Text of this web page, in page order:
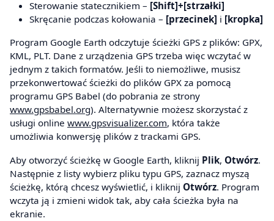
Sterowanie statecznikiem – [Shift]+[strzałki]
Skręcanie podczas kołowania – [przecinek] i [kropka]
Program Google Earth odczytuje ścieżki GPS z plików: GPX,
KML, PLT. Dane z urządzenia GPS trzeba więc wczytać w
jednym z takich formatów. Jeśli to niemożliwe, musisz
przekonwertować ścieżki do plików GPX za pomocą
programu GPS Babel (do pobrania ze strony
www.gpsbabel.org). Alternatywnie możesz skorzystać z
usługi online www.gpsvisualizer.com, która także
umożliwia konwersję plików z trackami GPS.
Aby otworzyć ścieżkę w Google Earth, kliknij Plik, Otwórz.
Następnie z listy wybierz pliku typu GPS, zaznacz myszą
ścieżkę, którą chcesz wyświetlić, i kliknij Otwórz. Program
wczyta ją i zmieni widok tak, aby cała ścieżka była na
ekranie.